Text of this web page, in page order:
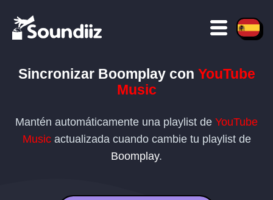
Sincronizar Boomplaycon YouTube
Music
Mantén automáticamente una playlist de YouTube
Musicactualizada cuando cambie tu playlist de
Boomplay.